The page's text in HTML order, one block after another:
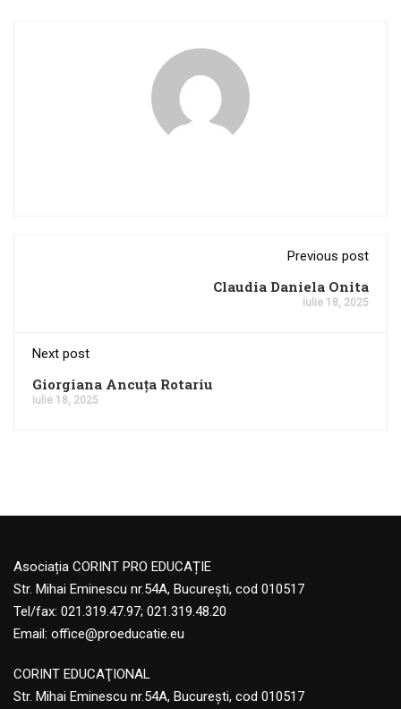
Previous post
Claudia Daniela Onita
iulie 18, 2025
Next post
Giorgiana Ancuța Rotariu
iulie 18, 2025
Asociația CORINT PRO EDUCAȚIE
Str. Mihai Eminescu nr.54A, București, cod 010517
Tel/fax: 021.319.47.97; 021.319.48.20
Email: office@proeducatie.eu
CORINT EDUCAŢIONAL
Str. Mihai Eminescu nr.54A, Bucureşti, cod 010517